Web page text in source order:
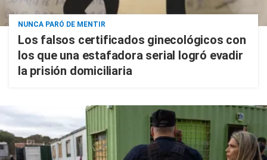
NUNCA PARÓ DE MENTIR
Los falsos certificados ginecológicos con
los que una estafadora serial logró evadir
la prisión domiciliaria